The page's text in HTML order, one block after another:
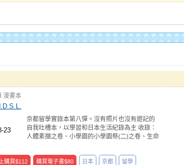
漫畫本
23
京都留學實錄本第八彈。沒有照片也沒有遊記的
自我吐槽本，以學習和日本生活紀錄為主 收錄：
人體素描之卷、小學園的小學園祭(二)之卷、生命
購買$112 購買電子書$80 日本 京都 留學